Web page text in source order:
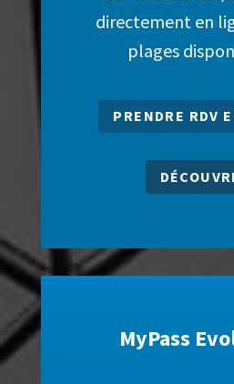
directement en
plages
PRENDRE RDV
MyPass